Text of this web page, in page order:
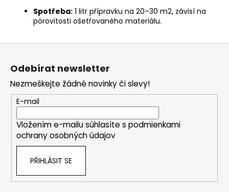
Spotřeba: 1 litr přípravku na 20–30 m2, závisí na
pórovitosti ošetřovaného materiálu.
Z
Odebírat newsletter
Nezmeškejte žádné novinky či slevy!
E-mail
Vložením e-mailu súhlasíte s podmienkami
ochrany osobných údajov
PŘIHLÁSIT SE